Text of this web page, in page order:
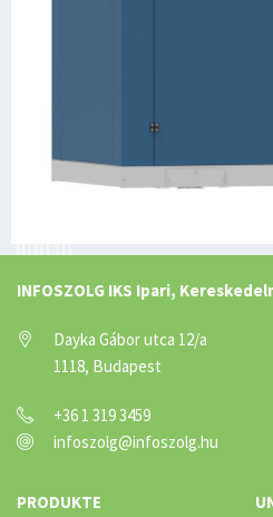
INFOSZOLG IKS Ipari,
Dayka Gábor utca 12/a
1118, Budapest
+36 1 319 3459
infoszolg@infoszolg.hu
PRODUKTE